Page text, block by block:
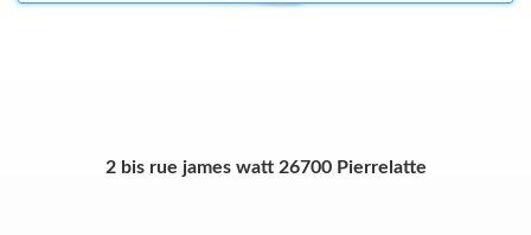
2 bis rue james watt 26700 Pierrelatte